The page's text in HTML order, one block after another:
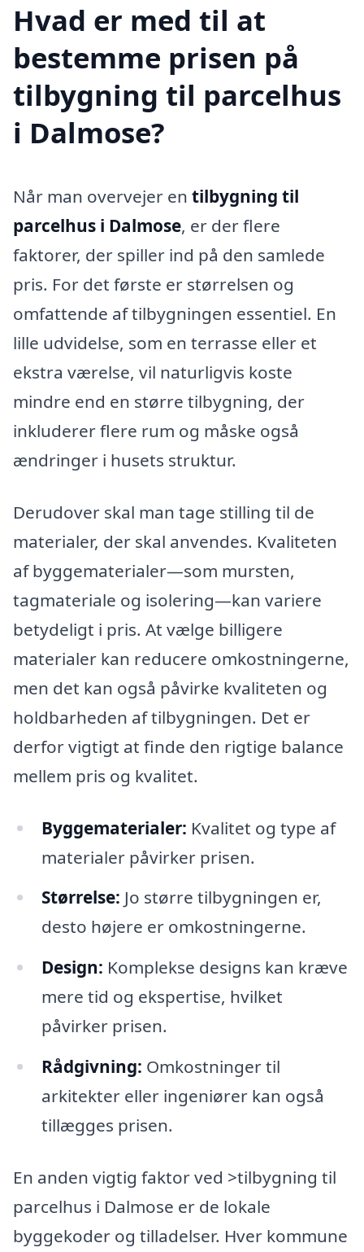
Hvad er med til at
bestemme prisen på
tilbygning til parcelhus
i Dalmose?
Når man overvejer en tilbygning til
parcelhus i Dalmose, er der flere
faktorer, der spiller ind på den samlede
pris. For det første er størrelsen og
omfattende af tilbygningen essentiel. En
lille udvidelse, som en terrasse eller et
ekstra værelse, vil naturligvis koste
mindre end en større tilbygning, der
inkluderer flere rum og måske også
ændringer i husets struktur.
Derudover skal man tage stilling til de
materialer, der skal anvendes. Kvaliteten
af byggematerialer—som mursten,
tagmateriale og isolering—kan variere
betydeligt i pris. At vælge billigere
materialer kan reducere omkostningerne,
men det kan også påvirke kvaliteten og
holdbarheden af tilbygningen. Det er
derfor vigtigt at finde den rigtige balance
mellem pris og kvalitet.
Byggematerialer: Kvalitet og type af
materialer påvirker prisen.
Størrelse: Jo større tilbygningen er,
desto højere er omkostningerne.
Design: Komplekse designs kan kræve
mere tid og ekspertise, hvilket
påvirker prisen.
Rådgivning: Omkostninger til
arkitekter eller ingeniører kan også
tillægges prisen.
En anden vigtig faktor ved >tilbygning til
parcelhus i Dalmose er de lokale
byggekoder og tilladelser. Hver kommune